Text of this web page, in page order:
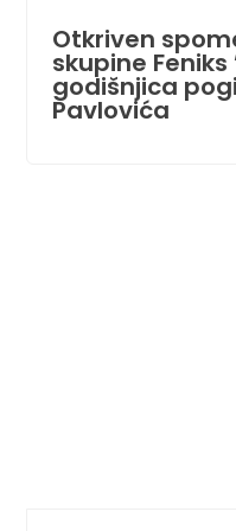
Otkriven
skupine Feniks
godišnjica
Pavlovića